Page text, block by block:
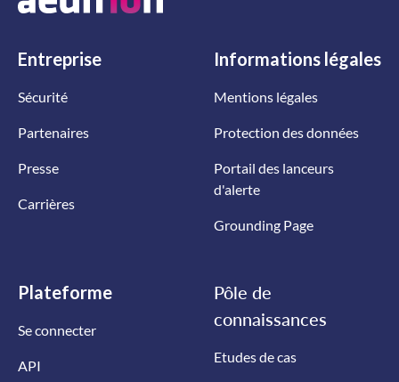
Entreprise
Sécurité
Partenaires
Presse
Carrières
Informations légales
Mentions légales
Protection des données
Portail des lanceurs
d'alerte
Grounding Page
Plateforme
Se connecter
API
Pôle de
connaissances
Etudes de cas